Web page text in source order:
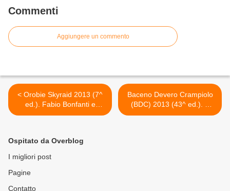
Commenti
Aggiungere un commento
< Orobie Skyraid 2013 (7^
ed.). Fabio Bonfanti e
Michela Benzoni vincono la
Baceno Devero Crampiolo
(BDC) 2013 (43^ ed.). A
Crampiolo vincono
Ospitato da Overblog
I migliori post
Pagine
Contatto